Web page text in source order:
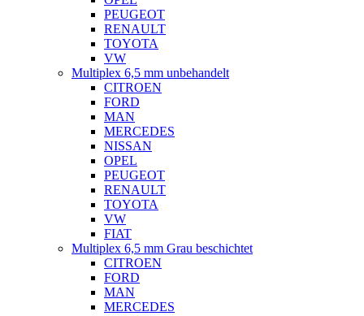
PEUGEOT
RENAULT
TOYOTA
VW
Multiplex 6,5 mm unbehandelt
CITROEN
FORD
MAN
MERCEDES
NISSAN
OPEL
PEUGEOT
RENAULT
TOYOTA
VW
FIAT
Multiplex 6,5 mm Grau beschichtet
CITROEN
FORD
MAN
MERCEDES